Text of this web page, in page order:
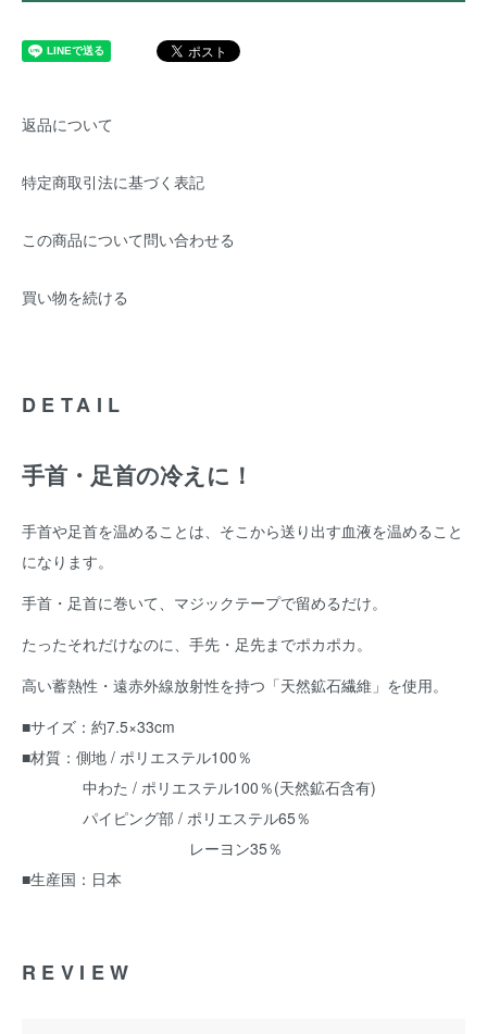
返品について
特定商取引法に基づく表記
この商品について問い合わせる
買い物を続ける
DETAIL
手首・足首の冷えに！
手首や足首を温めることは、そこから送り出す血液を温めること
になります。
手首・足首に巻いて、マジックテープで留めるだけ。
たったそれだけなのに、手先・足先までポカポカ。
高い蓄熱性・遠赤外線放射性を持つ「天然鉱石繊維」を使用。
■サイズ：約7.5×33cm
■材質：側地 / ポリエステル100％
中わた / ポリエステル100％(天然鉱石含有)
パイピング部 / ポリエステル65％
レーヨン35％
■生産国：日本
REVIEW